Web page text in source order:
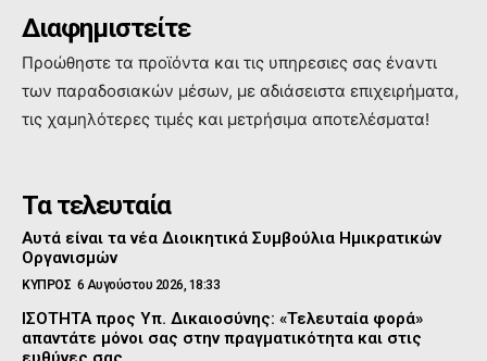
Διαφημιστείτε
Προώθηστε τα προϊόντα και τις υπηρεσιες σας έναντι
των παραδοσιακών μέσων, με αδιάσειστα επιχειρήματα,
τις χαμηλότερες τιμές και μετρήσιμα αποτελέσματα!
Τα τελευταία
Αυτά είναι τα νέα Διοικητικά Συμβούλια Ημικρατικών
Οργανισμών
ΚΥΠΡΟΣ 6 Αυγούστου 2026, 18:33
ΙΣΟΤΗΤΑ προς Υπ. Δικαιοσύνης: «Τελευταία φορά»
απαντάτε μόνοι σας στην πραγματικότητα και στις